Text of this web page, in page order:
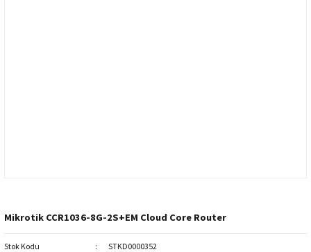
Mikrotik CCR1036-8G-2S+EM Cloud Core Router
Stok Kodu
STKD0000352